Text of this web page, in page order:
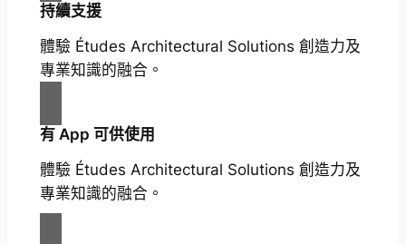
持續支援
體驗 Études Architectural Solutions 創造力及
專業知識的融合。
有 App 可供使用
體驗 Études Architectural Solutions 創造力及
專業知識的融合。